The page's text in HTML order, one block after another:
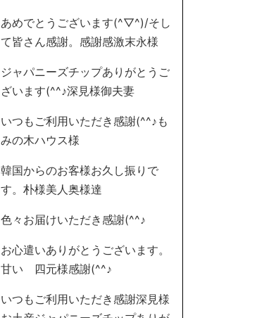
あめでとうございます(^▽^)/そし
て皆さん感謝。感謝感激末永様
ジャパニーズチップありがとうご
ざいます(^^♪深見様御夫妻
いつもご利用いただき感謝(^^♪も
みの木ハウス様
韓国からのお客様お久し振りで
す。朴様美人奥様達
色々お届けいただき感謝(^^♪
お心遣いありがとうございます。
甘い 四元様感謝(^^♪
いつもご利用いただき感謝深見様